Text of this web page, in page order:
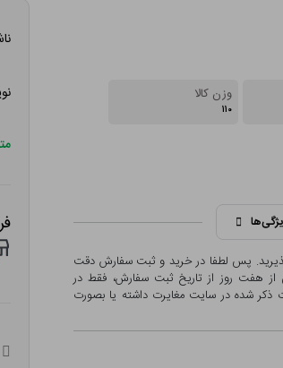
وزن کالا
۱۱۰
پس لطفا در خرید و ثبت سفارش دقت
هفت روز از تاریخ ثبت سفارش، فقط در
ذکر شده در سایت مغایرت داشته یا بصورت